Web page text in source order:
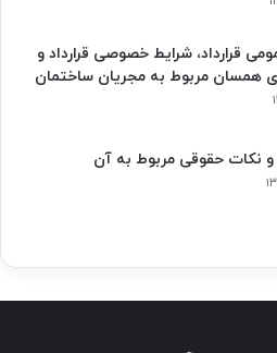
قرارداد، شرایط خصوصی قرارداد و
همسان مربوط به مجریان ساختمان
نکات حقوقی مربوط به آن